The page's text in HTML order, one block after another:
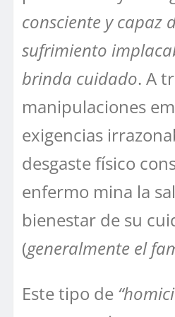
consciente y capaz
sufrimiento
brinda cuidado. A
manipulaciones
exigencias
desgaste físico
enfermo mina la
bienestar de su
(generalmente el
Este tipo de